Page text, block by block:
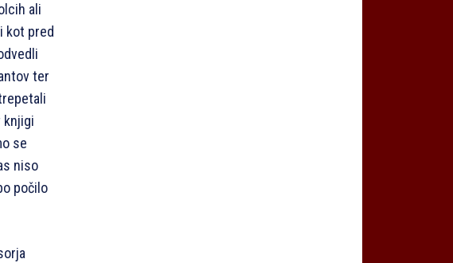
ali
kot pred
ter
knjigi
se
niso
počilo